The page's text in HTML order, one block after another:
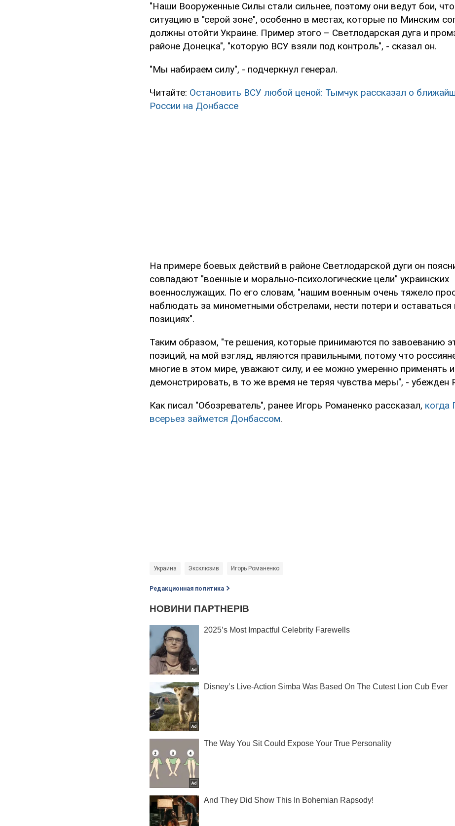
"Наши Вооруженные Силы стали сильнее, поэтому они ведут бои,
ситуацию в "серой зоне", особенно в местах, которые по Минским
должны отойти Украине. Пример этого – Светлодарская дуга и
районе Донецка", "которую ВСУ взяли под контроль", - сказал он.
"Мы набираем силу", - подчеркнул генерал.
Читайте: Остановить ВСУ любой ценой: Тымчук рассказал о
России на Донбассе
На примере боевых действий в районе Светлодарской дуги он
совпадают "военные и морально-психологические цели" украинских
военнослужащих. По его словам, "нашим военным очень тяжело
наблюдать за минометными обстрелами, нести потери и оставаться
позициях".
Таким образом, "те решения, которые принимаются по завоеванию
позиций, на мой взгляд, являются правильными, потому что
многие в этом мире, уважают силу, и ее можно умеренно применять и
демонстрировать, в то же время не теряя чувства меры", - убежден
Как писал "Обозреватель", ранее Игорь Романенко рассказал, когда
всерьез займется Донбассом.
Украина Эксклюзив Игорь Романенко
Редакционная политика